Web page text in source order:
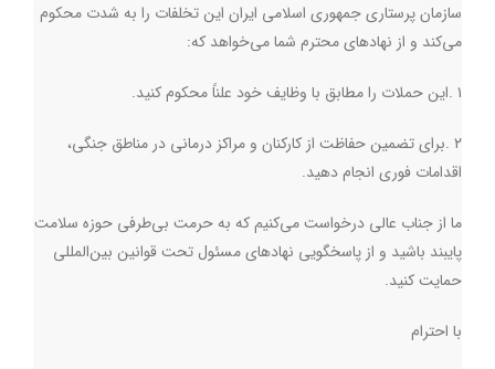
سازمان پرستاری جمهوری اسلامی ایران این تخلفات را به شدت محکوم
می‌کند و از نهادهای محترم شما می‌خواهد که:
۱ .این حملات را مطابق با وظایف خود علناً محکوم کنید.
۲ .برای تضمین حفاظت از کارکنان و مراکز درمانی در مناطق جنگی،
اقدامات فوری انجام دهید.
ما از جناب عالی درخواست می‌کنیم که به حرمت بی‌طرفی حوزه سلامت
پایبند باشید و از پاسخگویی نهادهای مسئول تحت قوانین بین‌المللی
حمایت کنید.
با احترام